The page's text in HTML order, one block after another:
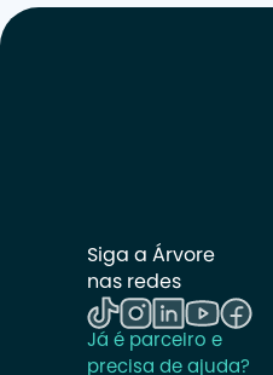
Siga a Árvore
nas redes
Já é parceiro e
precisa de ajuda?